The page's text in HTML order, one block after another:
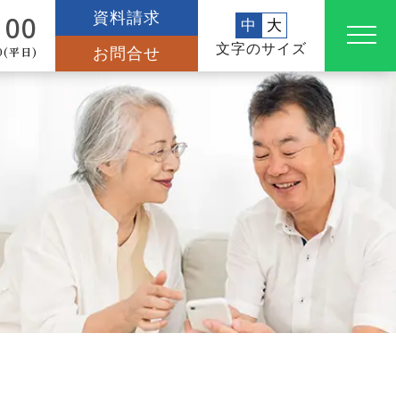
平日)
資料請求
お問合せ
中 大
文字のサイズ